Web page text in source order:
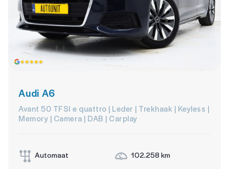
Audi A6
Avant 50 TFSI e quattro | Leder | Trekhaak | Keyless |
Memory | Camera | DAB | Carplay
Automaat 102.258 km